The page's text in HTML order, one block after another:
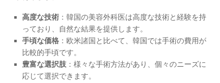
高度な技術 ：韓国の美容外科医は高度な技術と経験を持
っており、自然な結果を提供します。
手頃な価格 ：欧米諸国と比べて、韓国では手術の費用が
比較的手頃です。
豊富な選択肢 ：様々な手術方法があり、個々のニーズに
応じて選択できます。